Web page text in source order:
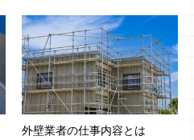
外壁業者の仕事内容とは